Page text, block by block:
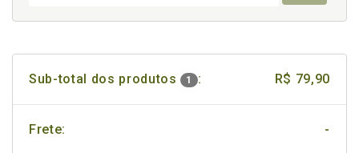
Sub-total dos produtos 1 : R$ 79,90
Frete: -